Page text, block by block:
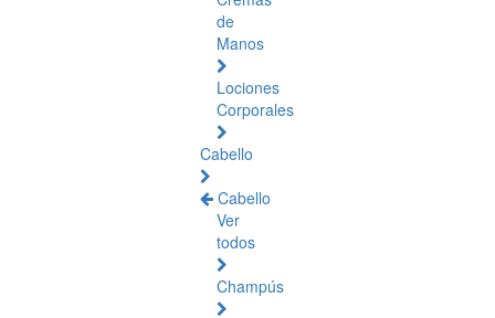
de
Manos
Lociones
Corporales
Cabello
Cabello
Ver
todos
Champús